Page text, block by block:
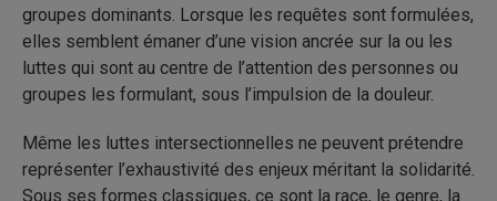
groupes dominants. Lorsque les requêtes sont formulées,
elles semblent émaner d’une vision ancrée sur la ou les
luttes qui sont au centre de l’attention des personnes ou
groupes les formulant, sous l’impulsion de la douleur.
Même les luttes intersectionnelles ne peuvent prétendre
représenter l’exhaustivité des enjeux méritant la solidarité.
Sous ses formes classiques, ce sont la race, le genre, la